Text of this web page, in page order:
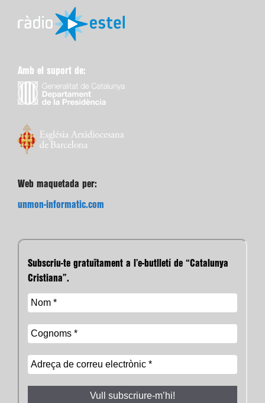
Amb el suport de:
Web maquetada per:
unmon-informatic.com
Subscriu-te gratuïtament a l’e-butlletí de “Catalunya
Cristiana”.